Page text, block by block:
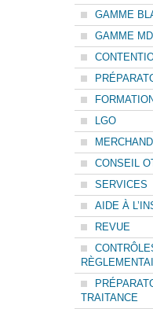
GAMME
GAMME
LGO
CONSEIL
SERVICES
AIDE À
REVUE
TRAITANCE